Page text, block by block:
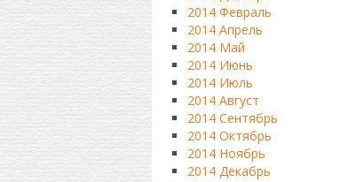
2014 Февраль
2014 Апрель
2014 Май
2014 Июнь
2014 Июль
2014 Август
2014 Сентябрь
2014 Октябрь
2014 Ноябрь
2014 Декабрь